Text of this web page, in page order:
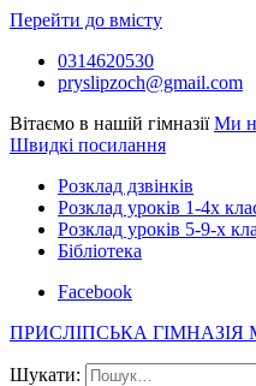
Перейти до вмісту
0314620530
pryslipzoch@gmail.com
Вітаємо в нашій гімназіїМи
Швидкі посилання
Розклад дзвінків
Розклад уроків 1-4х
Розклад уроків 5-9-х
Бібліотека
Facebook
ПРИСЛІПСЬКА ГІМНАЗІЯ
Шукати: